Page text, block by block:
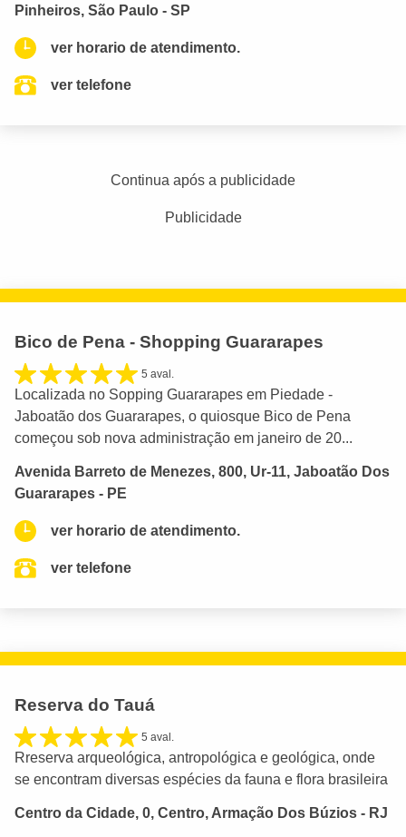
Pinheiros, São Paulo - SP
ver horario de atendimento.
ver telefone
Continua após a publicidade
Publicidade
Bico de Pena - Shopping Guararapes
5 aval.
Localizada no Sopping Guararapes em Piedade -
Jaboatão dos Guararapes, o quiosque Bico de Pena
começou sob nova administração em janeiro de 20...
Avenida Barreto de Menezes, 800, Ur-11, Jaboatão Dos
Guararapes - PE
ver horario de atendimento.
ver telefone
Reserva do Tauá
5 aval.
Rreserva arqueológica, antropológica e geológica, onde
se encontram diversas espécies da fauna e flora brasileira
Centro da Cidade, 0, Centro, Armação Dos Búzios - RJ